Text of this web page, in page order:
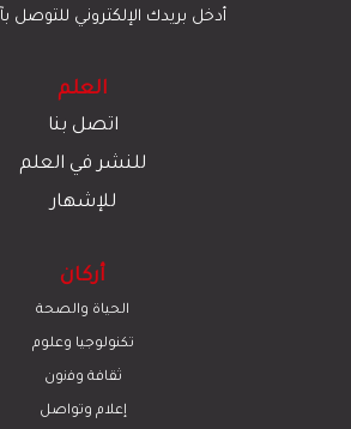
دولي
مجتمع
© 2023 جميع الحقوق محفوظة لموقع العلم
تبادل المحتوى